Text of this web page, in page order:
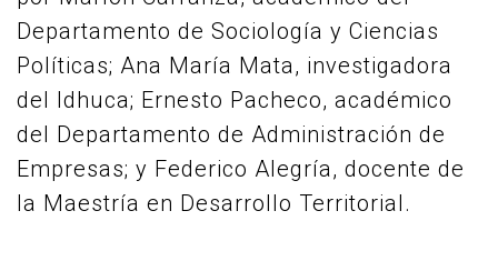
Departamento de Sociología y Ciencias
Políticas; Ana María Mata, investigadora
del Idhuca; Ernesto Pacheco, académico
del Departamento de Administración de
Empresas; y Federico Alegría, docente de
la Maestría en Desarrollo Territorial.